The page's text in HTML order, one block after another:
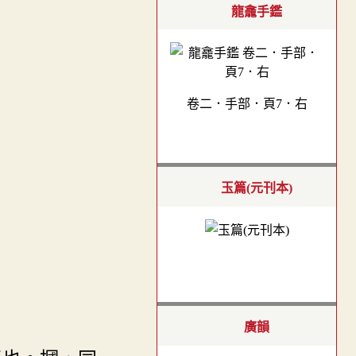
龍龕手鑑
卷二．手部．頁7．右
玉篇(元刊本)
廣韻